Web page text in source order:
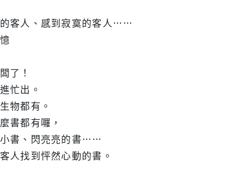
客人、感到寂寞的客人……
了！
忙出。
物都有。
書都有囉，
書、閃亮亮的書……
人找到怦然心動的書。